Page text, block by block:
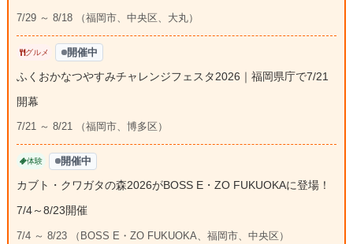
7/29 ～ 8/18 （福岡市、中央区、大丸）
グルメ 開催中
ふくおかなつやすみチャレンジフェスタ2026｜福岡県庁で7/21
開幕
7/21 ～ 8/21 （福岡市、博多区）
体験 開催中
カブト・クワガタの森2026がBOSS E・ZO FUKUOKAに登場！
7/4～8/23開催
7/4 ～ 8/23 （BOSS E・ZO FUKUOKA、福岡市、中央区）